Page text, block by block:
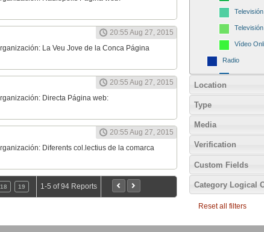
20:55 Aug 27, 2015
La Veu Jove de la Conca Página
20:55 Aug 27, 2015
Directa Página web:
20:55 Aug 27, 2015
Diferents col.lectius de la comarca
18 19 1-5 of 94 Reports
Vídeo
Radio
Radio FM
Radio
Autodefinición
del
Sin
Asociativo
Location
Type
Media
Verification
Custom Fields
Category Logical
Reset all filters